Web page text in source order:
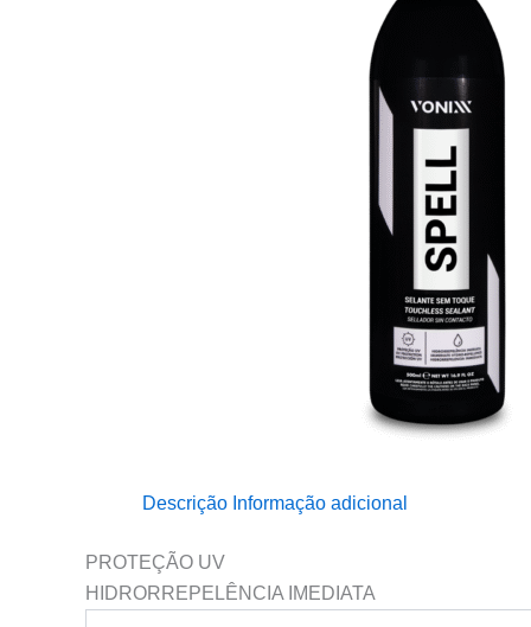
Descrição Informação adicional
PROTEÇÃO UV
HIDRORREPELÊNCIA IMEDIATA